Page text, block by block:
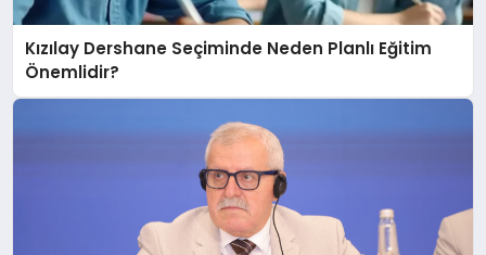
Kızılay Dershane Seçiminde Neden Planlı Eğitim
Önemlidir?